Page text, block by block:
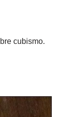
cubismo.